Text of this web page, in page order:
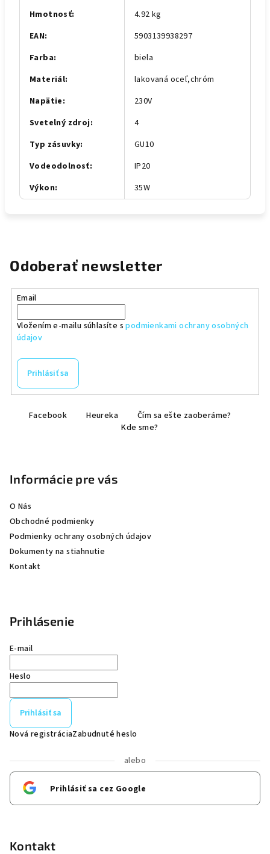
Hmotnosť:
4.92 kg
EAN:
5903139938297
Farba:
biela
Materiál:
lakovaná oceľ,chróm
Napätie:
230V
Svetelný zdroj:
4
Typ zásuvky:
GU10
Vodeodolnosť:
IP20
Výkon: 35W
Odoberať newsletter
Email
Vložením e-mailu súhlasíte spodmienkami ochrany osobných
údajov
Prihlásiť sa
Facebook Heureka
Čím sa ešte zaoberáme?
Kde sme?
Informácie pre vás
O Nás
Obchodné podmienky
Podmienky ochrany osobných údajov
Dokumenty na stiahnutie
Kontakt
Prihlásenie
E-mail
Heslo
Prihlásiť sa
Nová registráciaZabudnuté heslo
alebo
Prihlásiť sa cez Google
Kontakt